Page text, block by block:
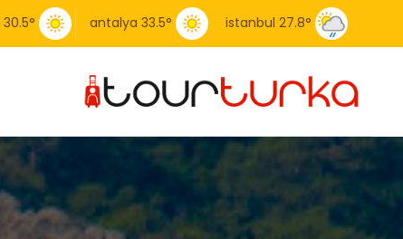
istanbul 27.8°
antalya 33.5°
30.5°